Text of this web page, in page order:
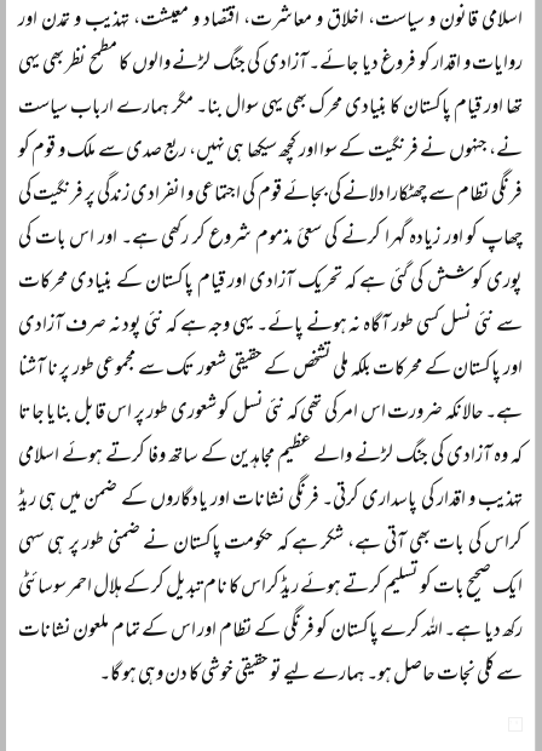
اسلامی قانون و سیاست، اخلاق و معاشرت، اقتصاد و معیشت، تہذیب و تمدن اور
روایات و اقدار کو فروغ دیا جائے۔ آزادی کی جنگ لڑنے والوں کا مطمح نظر بھی یہی
تھا اور قیام پاکستان کا بنیادی محرک بھی یہی سوال بنا۔ مگر ہمارے ارباب سیاست
نے، جنہوں نے فرنگیت کے سوا اور کچھ سیکھا ہی نہیں، ربع صدی سے ملک و قوم کو
فرنگی نظام سے چھٹکارا دلانے کی بجائے قوم کی اجتماعی و انفرادی زندگی پر فرنگیت کی
چھاپ کو اور زیادہ گہرا کرنے کی سعیٔ مذموم شروع کر رکھی ہے۔ اور اس بات کی
پوری کوشش کی گئی ہے کہ تحریک آزادی اور قیام پاکستان کے بنیادی محرکات
سے نئی نسل کسی طور آگاہ نہ ہونے پائے۔ یہی وجہ ہے کہ نئی پود نہ صرف آزادی
اور پاکستان کے محرکات بلکہ ملی تشخص کے حقیقی شعور تک سے مجموعی طور پر نا آشنا
ہے۔ حالانکہ ضرورت اس امر کی تھی کہ نئی نسل کو شعوری طور پر اس قابل بنایا جاتا
کہ وہ آزادی کی جنگ لڑنے والے عظیم مجاہدین کے ساتھ وفا کرتے ہوئے اسلامی
تہذیب و اقدار کی پاسداری کرتی۔ فرنگی نشانات اور یادگاروں کے ضمن میں ہی ریڈ
کراس کی بات بھی آتی ہے، شکر ہے کہ حکومت پاکستان نے ضمنی طور پر ہی سہی
ایک صحیح بات کو تسلیم کرتے ہوئے ریڈ کراس کا نام تبدیل کر کے ہلال احمر سوسائٹی
رکھ دیا ہے۔ اللہ کرے پاکستان کو فرنگی کے نظام اور اس کے تمام ملعون نشانات
سے کلی نجات حاصل ہو۔ ہمارے لیے تو حقیقی خوشی کا دن وہی ہو گا۔